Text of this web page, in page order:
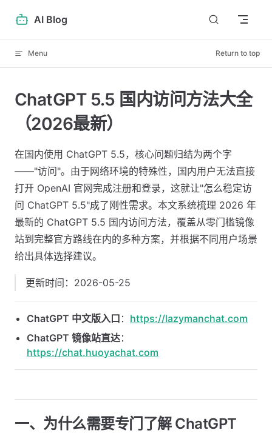
Skip to content
AI Blog
Menu Return to top
ChatGPT 5.5 国内访问方法大全
（2026最新）
在国内使用 ChatGPT 5.5，核心问题归结为两个字
——"访问"。由于网络环境的特殊性，国内用户无法直接
打开 OpenAI 官网完成注册和登录，这就让"怎么稳定访
问 ChatGPT 5.5"成了刚性需求。本文系统梳理 2026 年
最新的 ChatGPT 5.5 国内访问方法，覆盖从零门槛镜像
站到完整官方路线在内的多种方案，并根据不同用户场景
给出具体选择建议。
更新时间：2026-05-25
ChatGPT 中文版入口 ： https://lazymanchat.com
ChatGPT 镜像站直达：
https://chat.huoyachat.com
一、为什么需要专门了解 ChatGPT